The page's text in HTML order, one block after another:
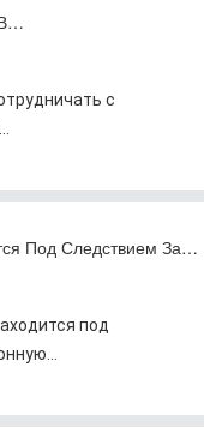
с
Под Следствием За…
под